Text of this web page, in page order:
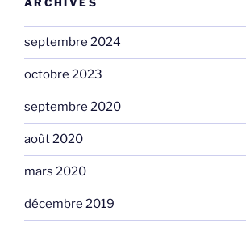
septembre 2024
octobre 2023
septembre 2020
août 2020
mars 2020
décembre 2019